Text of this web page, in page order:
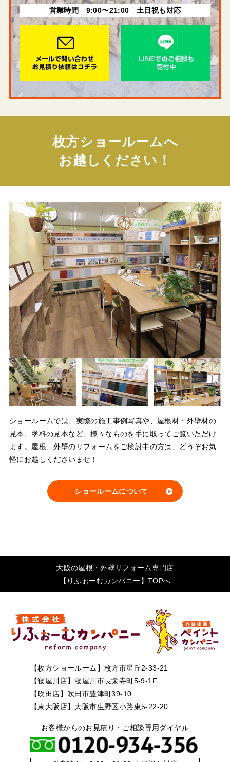
営業時間 9:00〜21:00 土日祝も対応
枚方ショールームへ
お越しください！
ショールームでは、実際の施工事例写真や、屋根材・外壁材の
見本、塗料の見本など、様々なものを手に取ってご覧いただけ
ます。屋根、外壁のリフォームをご検討中の方は、どうぞお気
軽にお越しくださいませ！
ショールームについて
大阪の屋根・外壁リフォーム専門店
【りふぉーむカンパニー】TOPへ
【枚方ショールーム】枚方市星丘2-33-21
【寝屋川店】寝屋川市長栄寺町5-9-1F
【吹田店】吹田市豊津町39-10
【東大阪店】大阪市生野区小路東5-22-20
お客様からのお見積り・ご相談専用ダイヤル